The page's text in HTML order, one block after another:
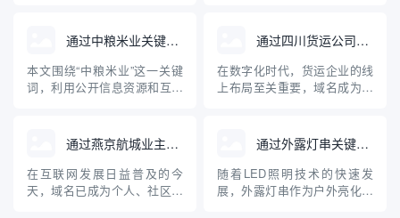
营企业的朋友来说，快速、准
确地查询域名及其关联信息是
一项十分重要的任务。本文将
对“下午茶”域名查询工具的原
牌的域名注册及查询成为大家
关心的问题。本文将从“cnc筏
钓轮”出发，介绍如何查询相关
域名，并普及域名查询的基础
通过中粮米业关键词查询到的域名
本文围绕“中粮米业”这一关键
词，利用公开信息资源和互联
名，并探讨企业域名注册与保
护的重要性。通过具体案例，
普及企业开展网络布局、加强
品牌保护的科普知识，为中小
通过四川货运公司查询域名
在数字化时代，货运企业的线
上布局至关重要，域名成为企
公司查询其域名，以及域名在
货运行业中的重要作用，帮助
企业和个人规范管理和查询域
名，提高网络安全意识。
通过燕京航城业主群查询域名
在互联网发展日益普及的今
天，域名已成为个人、社区、
通过外露灯串关键词查询到的域名
随着LED照明技术的快速发
展，外露灯串作为户外亮化工